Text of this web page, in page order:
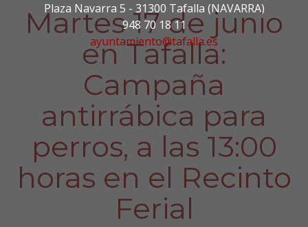
Plaza Navarra 5 - 31300 Tafalla (NAVARRA)
948 70 18 11
ayuntamiento@tafalla.es
Martes 17 de junio
en Tafalla:
Campaña
antirrábica para
perros, a las 13:00
horas en el Recinto
Ferial